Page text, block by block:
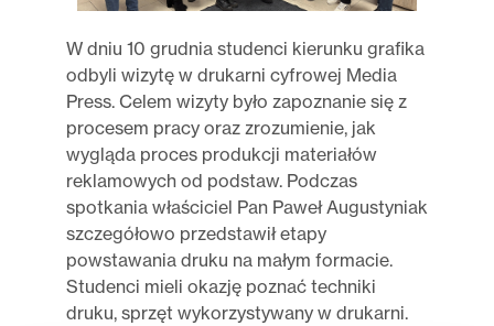
W dniu 10 grudnia studenci kierunku grafika
odbyli wizytę w drukarni cyfrowej Media
Press. Celem wizyty było zapoznanie się z
procesem pracy oraz zrozumienie, jak
wygląda proces produkcji materiałów
reklamowych od podstaw. Podczas
spotkania właściciel Pan Paweł Augustyniak
szczegółowo przedstawił etapy
powstawania druku na małym formacie.
Studenci mieli okazję poznać techniki
druku, sprzęt wykorzystywany w drukarni.